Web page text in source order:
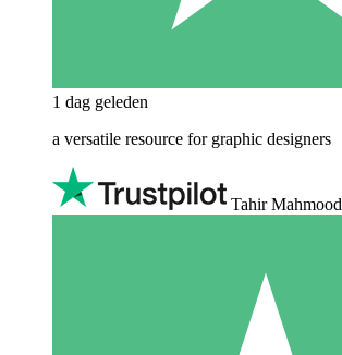
1 dag geleden
a versatile resource for graphic designers
Tahir Mahmood